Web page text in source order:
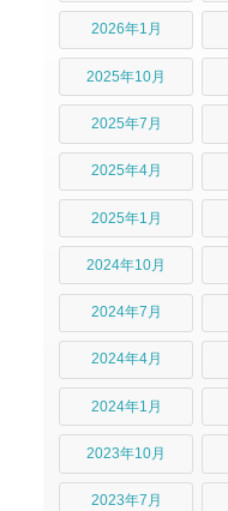
2026年1月
2025年10月
2025年7月
2025年4月
2025年1月
2024年10月
2024年7月
2024年4月
2024年1月
2023年10月
2023年7月